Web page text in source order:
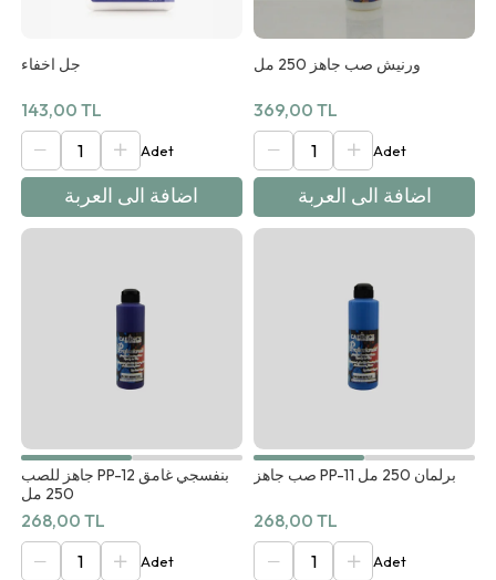
جل اخفاء
143,00 TL
اضافة الى العربة
ورنيش صب جاهز 250 مل
369,00 TL
اضافة الى العربة
جاهز للصب PP-12 بنفسجي غامق
250 مل
268,00 TL
صب جاهز PP-11 برلمان 250 مل
268,00 TL